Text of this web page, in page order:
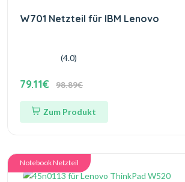
W701 Netzteil für IBM Lenovo
(4.0)
79.11€ 98.89€
Zum Produkt
Notebook Netzteil